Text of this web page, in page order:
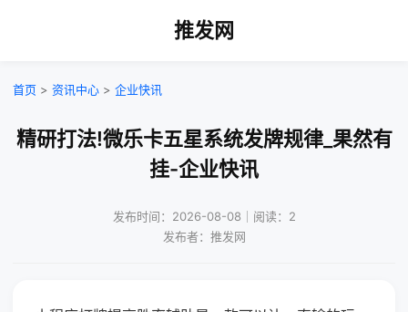
推发网
首页 > 资讯中心 > 企业快讯
精研打法!微乐卡五星系统发牌规律_果然有
挂-企业快讯
发布时间：2026-08-08｜阅读：2
发布者：推发网